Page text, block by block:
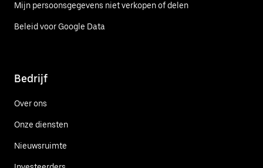
Mijn persoonsgegevens niet verkopen of delen
Beleid voor Google Data
Bedrijf
Over ons
Onze diensten
Nieuwsruimte